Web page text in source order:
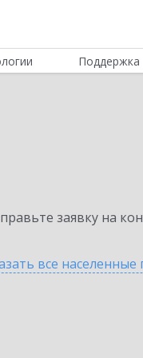
Поддержка
заявку на
все населенные